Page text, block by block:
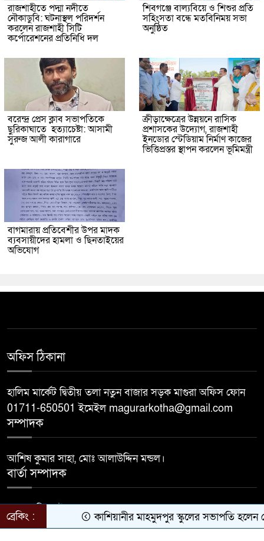
রাজশাহীতে পদ্মা নদীতে
নৌকাডুবি: ঘটনাস্থল পরিদর্শন
করলেন রাজশাহী সিটি
কর্পোরেশনের প্রতিনিধি দল
শিবগঞ্জে বাল্যবিয়ে ও শিশুর প্রতি
সহিংসতা বন্ধে মতবিনিময় সভা
অনুষ্ঠিত
বরেন্দ্র প্রেস ক্লাব সভাপতিকে
ছুরিকাঘাতে হত্যাচেষ্টা: আসামী
সুরুজ আলী কারাগারে
ক্রীড়াক্ষেত্রের উন্নয়নে রাসিক
প্রশাসকের উদ্যোগ, রাজশাহী
ইনডোর স্টেডিয়াম নির্মাণ কাজের
ভিত্তিপ্রস্তর স্থাপন করলেন ভূমিমন্ত্রী
বাগমারায় প্রতিবেশীর উপর মাদক
ব্যবসায়ীদের হামলা ও ছিনতাইয়ের
অভিযোগ
অফিস ঠিকানা
হালিম মার্কেট দ্বিতীয় তলা নতুন বাজার সড়ক মাগুরা অফিস ফোন
01711-650501 ইমেইল magurarkotha@gmail.com
সম্পাদক
আশিষ কুমার সাহা, মোঃ আলাউদ্দিন মন্ডল।
বার্তা সম্পাদক
মোঃ জাহিদুল ইসলাম।
Developed byBDiT
ব্রেকিং : কাশিয়ানীর মাহমুদপুর স্কুলের সভাপতি হলেন